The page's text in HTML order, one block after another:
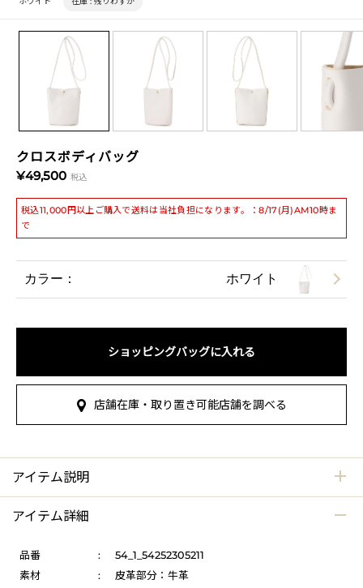
クロスボディバッグ
¥49,500 税込
税込11,000円以上ご購入で送料は当社負担になります。：8/17(月)AM10時ま
で
カラー： ホワイト
ショッピングバッグに入れる
店舗在庫・取り置き可能店舗を調べる
アイテム説明
アイテム詳細
品番 :
54_1_54252305211
素材
:
皮革部分：牛革